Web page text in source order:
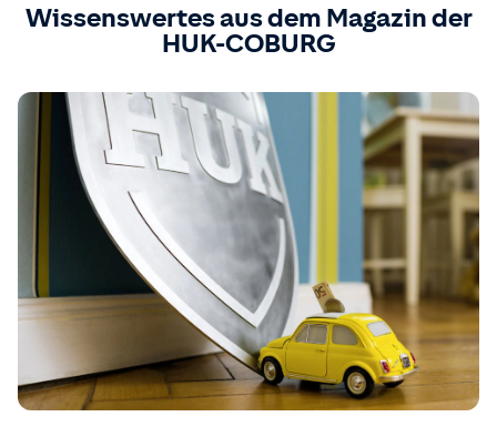
Wissenswertes aus dem Magazin der
HUK-COBURG